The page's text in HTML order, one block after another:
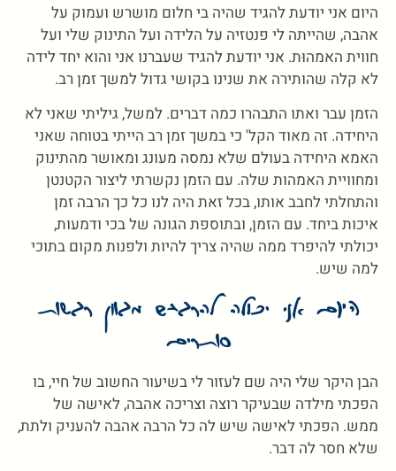
היום אני יודעת להגיד שהיה בי חלום מושרש ועמוק על
אהבה, שהייתה לי פנטזיה על הלידה ועל התינוק שלי ועל
חווית האמהוּת. אני יודעת להגיד שעברנו אני והוא יחד לידה
לא קלה שהותירה את שנינו בקושי גדול למשך זמן רב.
הזמן עבר ואתו התבהרו כמה דברים. למשל, גיליתי שאני לא
היחידה. זה מאוד הקל' כי במשך זמן רב הייתי בטוחה שאני
האמא היחידה בעולם שלא נמסה מעונג ומאושר מהתינוק
ומחוויית האמהות שלה. עם הזמן נקשרתי ליצור הקטנטן
והתחלתי לחבב אותו, בכל זאת היה לנו כל כך הרבה זמן
איכות ביחד. עם הזמן, ובתוספת הגונה של בכי ודמעות,
יכולתי להיפרד ממה שהיה צריך להיות ולפנות מקום בתוכי
למה שיש.
היום אני יכולה להרגיש מגוון רגשות
סותרים
הבן היקר שלי היה שם לעזור לי בשיעור החשוב של חיי, בו
הפכתי מילדה שבעיקר רוצה וצריכה אהבה, לאישה של
ממש. הפכתי לאישה שיש לה כל הרבה אהבה להעניק ולתת,
שלא חסר לה דבר.